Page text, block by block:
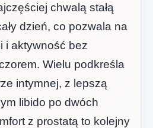
chwalą stałą
dzień, co pozwala na
i aktywność bez
Wielu podkreśla
intymnej, z lepszą
libido po dwóch
z prostatą to kolejny